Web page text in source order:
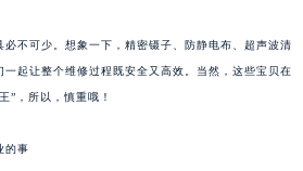
不可少。想象一下，精密镊子、防静电布、超声波清
起让整个维修过程既安全又高效。当然，这些宝贝在
”，所以，慎重哦！
的事